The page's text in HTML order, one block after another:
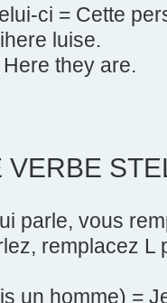
ci = Cette
luise.
they are.
parle, vous
remplacez L
un homme) =